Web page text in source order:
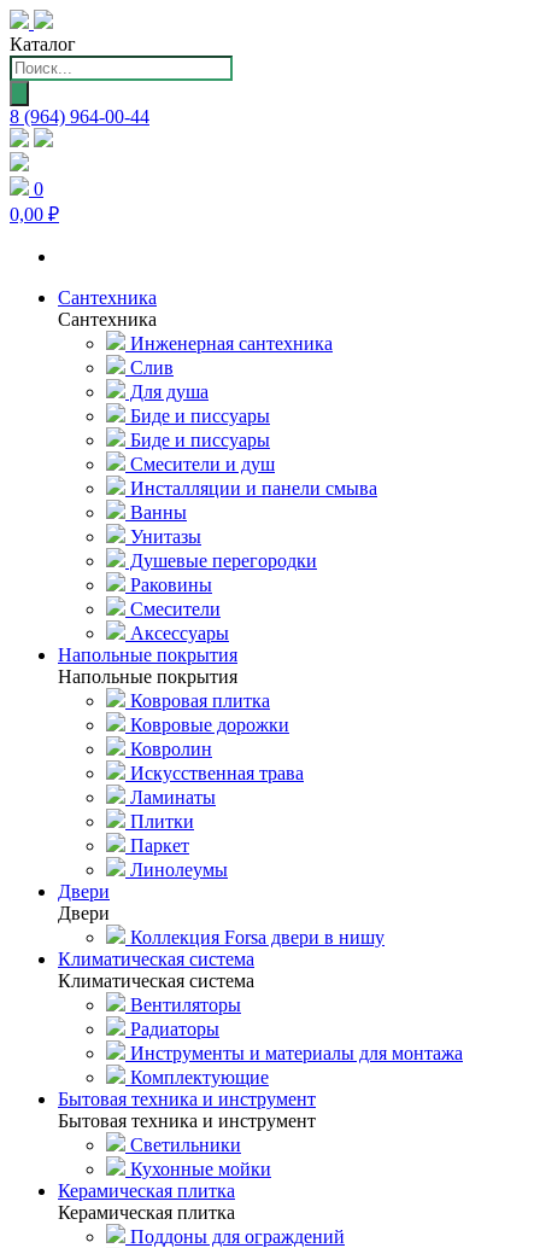
Каталог
Поиск
товаров
8 (964) 964-00-44
0
0,00 ₽
Сантехника
Сантехника
Инженерная сантехника
Слив
Для душа
Биде и писсуары
Биде и писсуары
Смесители и душ
Инсталляции и панели смыва
Ванны
Унитазы
Душевые перегородки
Раковины
Смесители
Аксессуары
Напольные покрытия
Напольные покрытия
Ковровая плитка
Ковровые дорожки
Ковролин
Искусственная трава
Ламинаты
Плитки
Паркет
Линолеумы
Двери
Двери
Коллекция Forsa двери в нишу
Климатическая система
Климатическая система
Вентиляторы
Радиаторы
Инструменты и материалы для монтажа
Комплектующие
Бытовая техника и инструмент
Бытовая техника и инструмент
Светильники
Кухонные мойки
Керамическая плитка
Керамическая плитка
Поддоны для ограждений